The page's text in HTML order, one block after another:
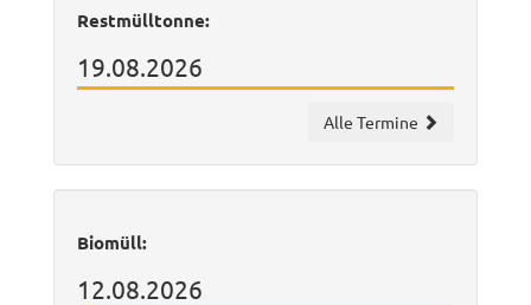
Restmülltonne:
19.08.2026
Alle Termine
Biomüll:
12.08.2026